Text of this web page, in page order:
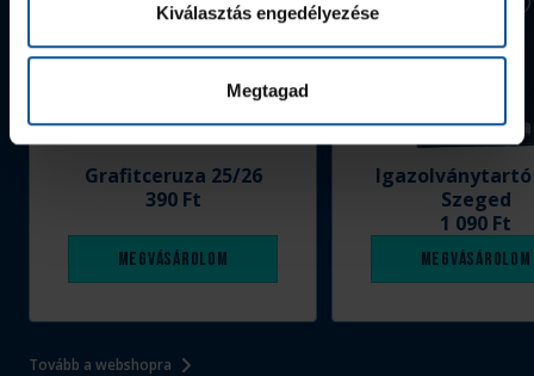
Kiválasztás engedélyezése
Megtagad
Tovább a webshopra
Grafitceruza 25/26
390 Ft
Megvásárolom
Szeged
1 090 Ft
Megvásárolom